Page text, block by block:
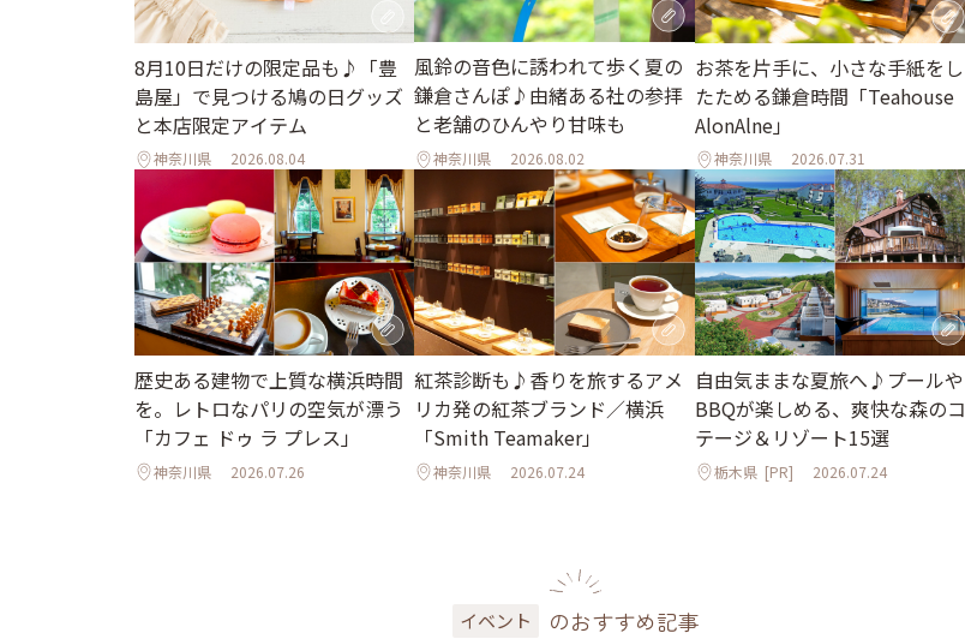
8月10日だけの限定品も♪「豊
島屋」で見つける鳩の日グッズ
と本店限定アイテム
神奈川県 2026.08.04
風鈴の音色に誘われて歩く夏の
鎌倉さんぽ♪由緒ある社の参拝
と老舗のひんやり甘味も
神奈川県 2026.08.02
お茶を片手に、小さな手紙をし
たためる鎌倉時間「Teahouse
AlonAlne」
神奈川県 2026.07.31
歴史ある建物で上質な横浜時間
を。レトロなパリの空気が漂う
「カフェ ドゥ ラ プレス」
神奈川県 2026.07.26
紅茶診断も♪香りを旅するアメ
リカ発の紅茶ブランド／横浜
「Smith Teamaker」
神奈川県 2026.07.24
自由気ままな夏旅へ♪プールや
BBQが楽しめる、爽快な森のコ
テージ＆リゾート15選
栃木県[PR] 2026.07.24
イベント のおすすめ記事